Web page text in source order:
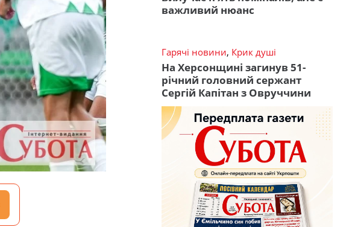
важливий нюанс
Гарячі новини, Крик душі
На Херсонщині загинув 51-
річний головний сержант
Сергій Капітан з Овруччини